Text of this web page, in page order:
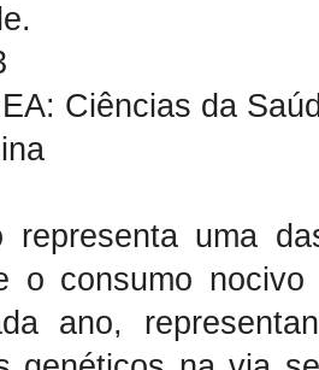
Ciências da
representa uma
o consumo
ano,